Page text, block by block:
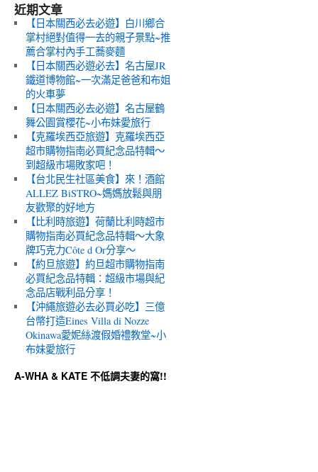
近期文章
【日本關西必去必遊】白川鄉合
掌村絕對值得一去的親子景點~推
薦合掌村內手工蕎麥麵
【日本關西必遊必去】名古屋JR
鐵道博物館~一次滿足爸爸和布姐
的火車夢
【日本關西必去必遊】名古屋鶴
舞公園賞櫻花~小布妹愛旅行
【克羅埃西亞旅遊】克羅埃西亞
超市購物指南必買紀念品特輯～
到超級市場敗家吧！
【台北民生社區美食】來！酒館
ALLEZ BiSTRO~媽媽放鬆與朋
友歡聚的好地方
【比利時旅遊】荷蘭比利時超市
購物指南必買紀念品特輯～大象
牌巧克力Côte d Or分享～
【約旦旅遊】約旦超市購物指南
必買紀念品特輯：超級市場與紀
念品店戰利品分享！
【沖繩旅遊必去必買必吃】三億
台幣打造Eines Villa di Nozze
Okinawa愛妮絲渡假婚禮教堂~小
布妹愛旅行
A-WHA & KATE 不低調夫妻的窩!!